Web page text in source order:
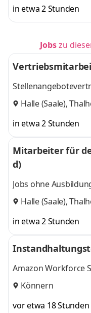
in etwa 2 Stunden
Jobszu
Halle (Saale),
in etwa 2 Stunden
Mitarbeiter für
d)
Jobs ohne
Halle (Saale),
in etwa 2 Stunden
Amazon Workforce
Könnern
vor etwa 18 Stunden